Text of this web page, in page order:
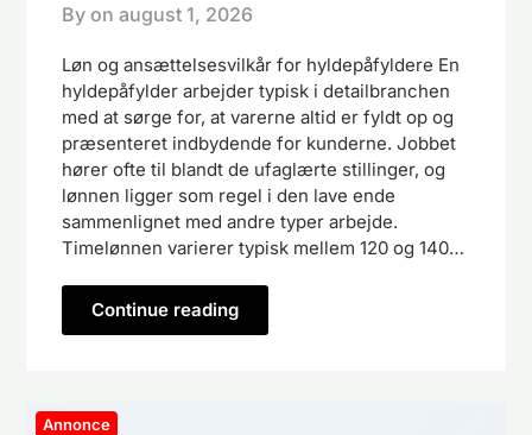
By on august 1, 2026
Løn og ansættelsesvilkår for hyldepåfyldere En
hyldepåfylder arbejder typisk i detailbranchen
med at sørge for, at varerne altid er fyldt op og
præsenteret indbydende for kunderne. Jobbet
hører ofte til blandt de ufaglærte stillinger, og
lønnen ligger som regel i den lave ende
sammenlignet med andre typer arbejde.
Timelønnen varierer typisk mellem 120 og 140…
Continue reading
Annonce